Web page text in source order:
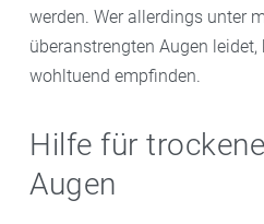
werden. Wer allerdings unter
überanstrengten Augen
wohltuend empfinden.
Hilfe für
Augen